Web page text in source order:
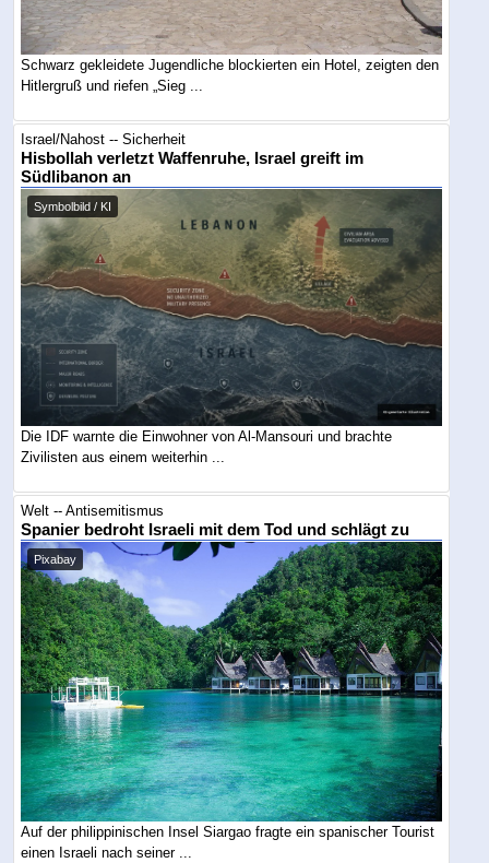
Schwarz gekleidete Jugendliche blockierten ein Hotel, zeigten den
Hitlergruß und riefen „Sieg ...
Israel/Nahost -- Sicherheit
Hisbollah verletzt Waffenruhe, Israel greift im
Südlibanon an
Symbolbild / KI
Die IDF warnte die Einwohner von Al-Mansouri und brachte
Zivilisten aus einem weiterhin ...
Welt -- Antisemitismus
Spanier bedroht Israeli mit dem Tod und schlägt zu
Pixabay
Auf der philippinischen Insel Siargao fragte ein spanischer Tourist
einen Israeli nach seiner ...